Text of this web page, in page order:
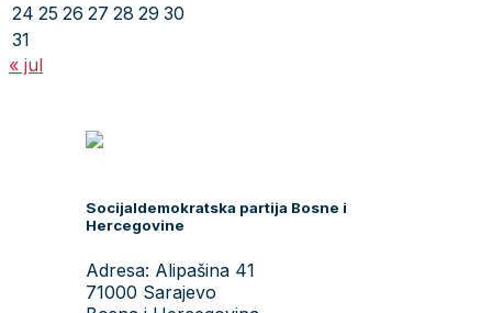
24 25 26 27 28 29 30
31
« jul
Socijaldemokratska partija Bosne i
Hercegovine
Adresa: Alipašina 41
71000 Sarajevo